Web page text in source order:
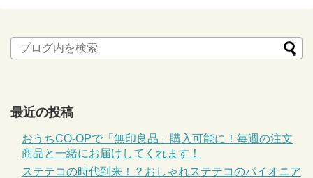
最近の投稿
おうちCO-OPで「無印良品」購入可能に！毎週の注文
商品と一緒にお届けしてくれます！
ステテコの時代到来！？おしゃれステテコのパイオニア